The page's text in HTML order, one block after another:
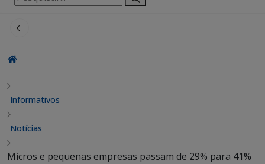
por:
Informativos
Notícias
Micros e pequenas empresas passam de 29% para 41%